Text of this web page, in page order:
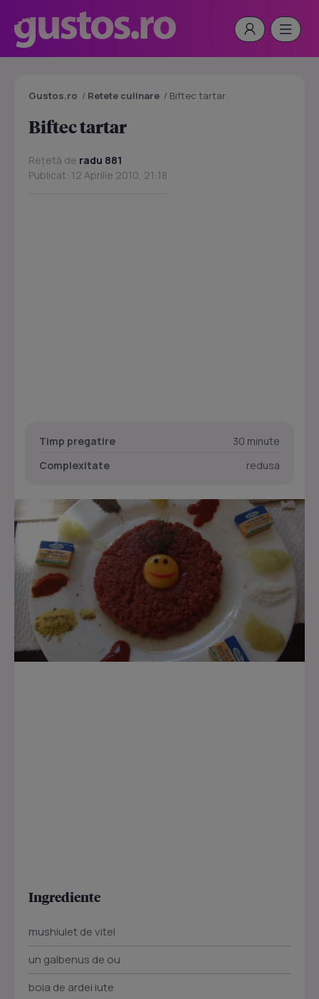
Gustos.ro / Retete culinare / Biftec tartar
Biftec tartar
Rețetă de radu 881
Publicat: 12 Aprilie 2010, 21:18
Timp pregatire
30 minute
Complexitate
redusa
Ingrediente
mushiulet de vitel
un galbenus de ou
boia de ardei iute